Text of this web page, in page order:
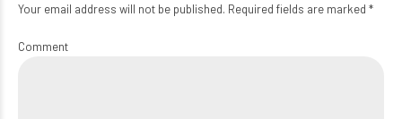
Your email address will not be published. Required fields are marked *
Comment